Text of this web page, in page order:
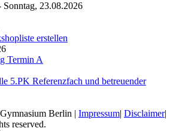
Sonntag, 23.08.2026
erstellen
Termin A
5.PK Referenzfach und betreuender
Berlin | Impressum| Disclaimer|
reserved.